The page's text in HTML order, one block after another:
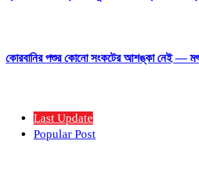
কোরবানির পশুর কোনো সংকটের আশঙ্কা নেই —
Last Update
Popular Post